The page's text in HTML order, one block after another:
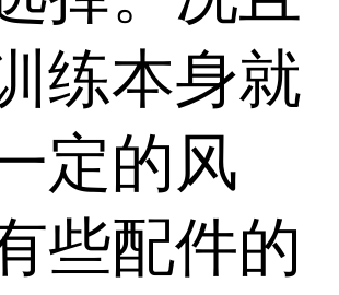
练本身就
定的风
些配件的